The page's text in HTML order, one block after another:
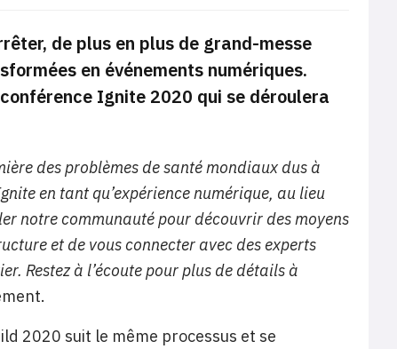
de plus en plus de grand-messe
en événements numériques.
Ignite 2020 qui se déroulera
des problèmes de santé mondiaux dus à
en tant qu’expérience numérique, au lieu
notre communauté pour découvrir des moyens
et de vous connecter avec des experts
Restez à l’écoute pour plus de détails à
2020 suit le même processus et se